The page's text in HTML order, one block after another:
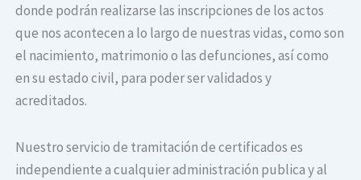
donde podrán realizarse las inscripciones de los actos
que nos acontecen a lo largo de nuestras vidas, como son
el nacimiento, matrimonio o las defunciones, así como
en su estado civil, para poder ser validados y
acreditados.
Nuestro servicio de tramitación de certificados es
independiente a cualquier administración publica y al